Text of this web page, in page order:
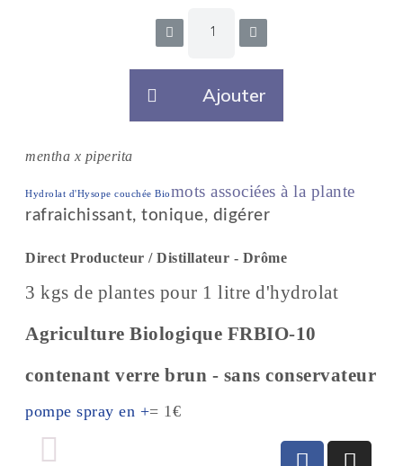
Ajouter
mentha x piperita
Hydrolat d'Hysope couchée Biomots associées à la plante
rafraichissant, tonique, digérer
Direct Producteur / Distillateur - Drôme
3 kgs de plantes pour 1 litre d'hydrolat
Agriculture Biologique FRBIO-10
contenant verre brun - sans conservateur
pompe spray en += 1€